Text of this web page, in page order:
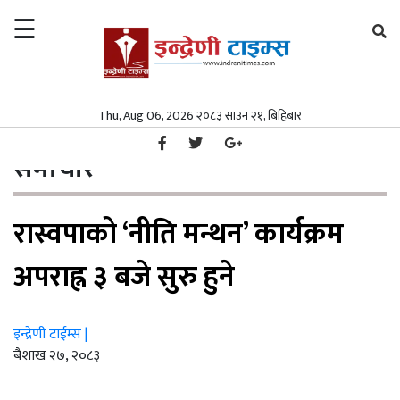
☰
Thu, Aug 06, 2026 २०८३ साउन २१, बिहिबार
समाज
पत्रपत्रिका
मनोरञ्जन
स्वास्थ्य
पत्रपत्रिका
मनोरञ्जन
विश्व
अर्थ/
वाणिज्य
गृहपृष्ठ/ समाचार
समाचार
रास्वपाको ‘नीति मन्थन’ कार्यक्रम
अपराह्न ३ बजे सुरु हुने
इन्द्रेणी टाईम्स |
ब‌ैशाख २७, २०८३